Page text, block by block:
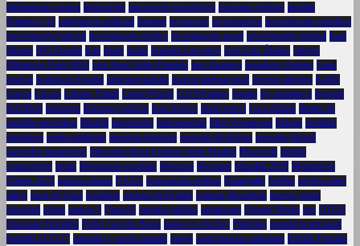
inflamación crónica innovación innovación tecnológica insomnio crónico instalar
Windows 11 inteligencia artificial Internet inversores investigación investigación científica
investigación judicial investigación médica investigación penal investigación policial Ipad
Iphone IPO España Irán islam Israel Jennifer Lawrence José Luis Ábalos Juegos
Olímpicos París 2024 juez Juan Carlos Peinado juez Zapatero jugadores jóvenes Junts
justicia justicia en España justicia española justicia internacional jóvenes talentos Koldo
García LaLiga Lamine Yamal Lando Norris Lcd Portatiles legado ley antitabaco leyenda
del fútbol liderazgo liderazgo político lince ibérico lionel messi Luca Zidane límites de
pantalla para niños Madrid magistrado malversación Max Verstappen Mazón medidas
cautelares medio ambiente memoria histórica mercado de divisas mercado laboral
mercados financieros Mercedes-Benz Fashion Week Madrid Microsoft mobile
connectivity moda Monarquía española Moncloa Movistar Mundial 2026 Mundial de
Clubes 2025 música urbana NASA negociación política Netanyahu Netflix niveles clave
niños norte de Gaza nostalgia noticias de España noticias deportivas nuevas pistas
obesidad oferta omega-3 OpenAI opinión pública optimismo Oriente Medio oro OTAN
Ousmane Dembélé Pablo Carreño Busta pagos en efectivo Palestina panadería artesanal
Pantalla LCD 17 pantallas y sueño infantil pareja participación ciudadana Partido Popular